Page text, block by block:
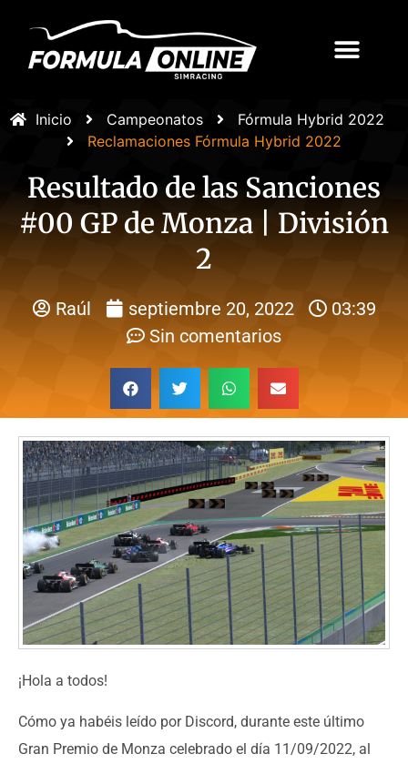
Inicio Campeonatos
Fórmula Hybrid 2022
Reclamaciones Fórmula Hybrid 2022
Resultado de las Sanciones
#00 GP de Monza | División
2
Raúl septiembre 20, 2022
03:39
Sin comentarios
¡Hola a todos!
Cómo ya habéis leído por Discord, durante este último
Gran Premio de Monza celebrado el día 11/09/2022, al